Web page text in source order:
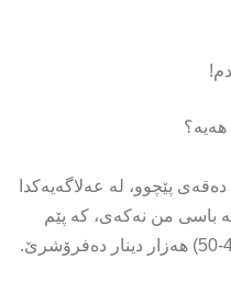
پێچوو، لە عەلاگەیەكدا
تكایە باسی من نەكەی، كە پێم